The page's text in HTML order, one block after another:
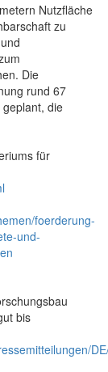
Nutzfläche
zu
Die
rund 67
die
für
foerderung-
und-
bis